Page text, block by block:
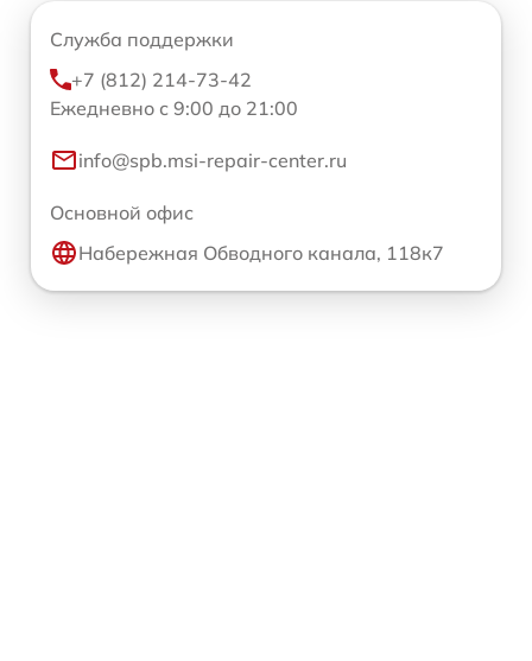
Служба поддержки
+7 (812) 214-73-42
Ежедневно с 9:00 до 21:00
info@spb.msi-repair-center.ru
Основной офис
Набережная Обводного канала, 118к7